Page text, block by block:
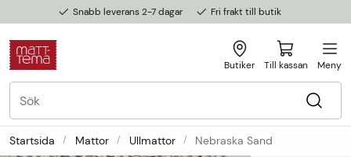
Snabb leverans 2-7 dagar Fri frakt till butik
Butiker Till kassan Meny
Startsida Mattor Ullmattor Nebraska Sand